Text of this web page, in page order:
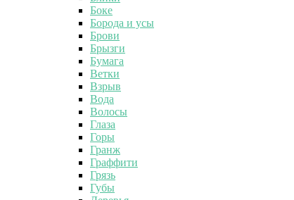
Боке
Борода и усы
Брови
Брызги
Бумага
Ветки
Взрыв
Вода
Волосы
Глаза
Горы
Гранж
Граффити
Грязь
Губы